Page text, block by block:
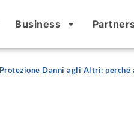
Business
Protezione Danni agli Altri: perché